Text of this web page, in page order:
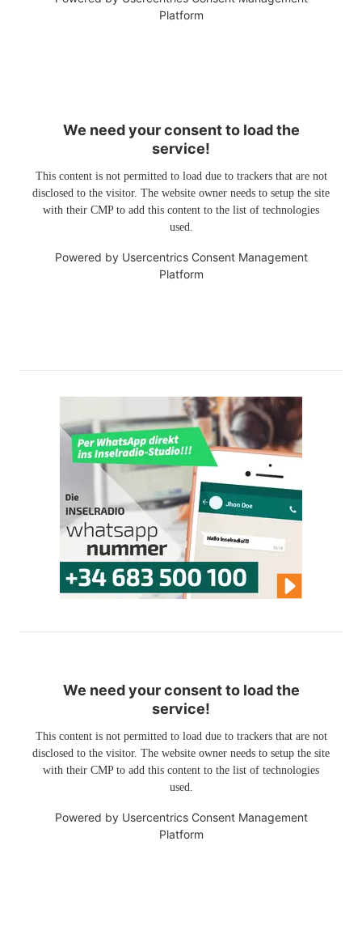
Platform
We need your consent to load the
service!
This content is not permitted to load due to trackers that are not
disclosed to the visitor. The website owner needs to setup the site
with their CMP to add this content to the list of technologies
used.
Powered by Usercentrics Consent Management
Platform
We need your consent to load the
service!
This content is not permitted to load due to trackers that are not
disclosed to the visitor. The website owner needs to setup the site
with their CMP to add this content to the list of technologies
used.
Powered by Usercentrics Consent Management
Platform